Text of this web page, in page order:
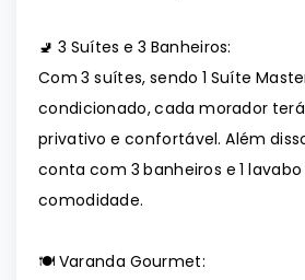
🚽 3 Suítes e 3 Banheiros:
Com 3 suítes, sendo 1 Suíte
condicionado, cada morador
privativo e confortável. Além
conta com 3 banheiros e 1
comodidade.
🍽️ Varanda Gourmet: